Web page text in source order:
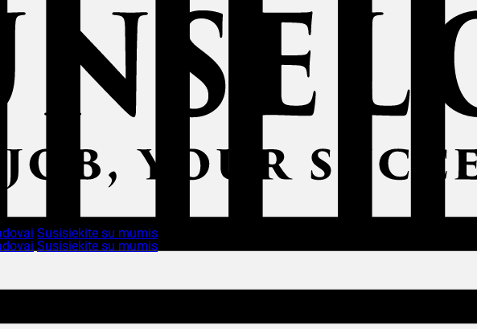
Susisiekite su mumis
Susisiekite su mumis